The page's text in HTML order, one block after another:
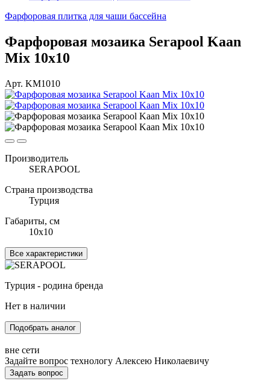
Фарфоровая плитка для чаши бассейна
Фарфоровая мозаика Serapool Kaan
Mix 10x10
Арт. KM1010
Производитель
SERAPOOL
Страна производства
Турция
Габариты, см
10x10
Все характеристики
Турция - родина бренда
Нет в наличии
Подобрать аналог
вне сети
Задайте вопрос технологу Алексею Николаевичу
Задать вопрос